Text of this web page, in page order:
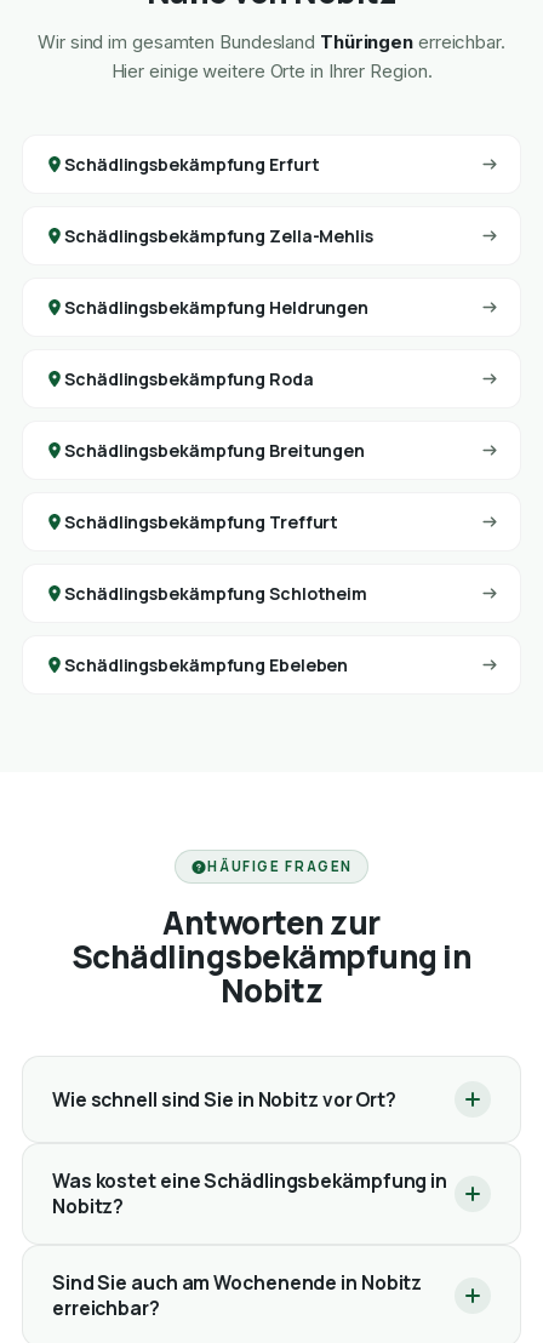
Wir sind im gesamten Bundesland Thüringen erreichbar.
Hier einige weitere Orte in Ihrer Region.
Schädlingsbekämpfung Erfurt
Schädlingsbekämpfung Zella-Mehlis
Schädlingsbekämpfung Heldrungen
Schädlingsbekämpfung Roda
Schädlingsbekämpfung Breitungen
Schädlingsbekämpfung Treffurt
Schädlingsbekämpfung Schlotheim
Schädlingsbekämpfung Ebeleben
HÄUFIGE FRAGEN
Antworten zur
Schädlingsbekämpfung in
Nobitz
Wie schnell sind Sie in Nobitz vor Ort?
Was kostet eine Schädlingsbekämpfung in
Nobitz?
Sind Sie auch am Wochenende in Nobitz
erreichbar?